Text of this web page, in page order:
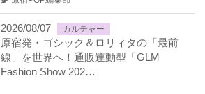
2026/08/07 カルチャー
原宿発・ゴシック＆ロリィタの「最前
線」を世界へ！通販連動型「GLM
Fashion Show 202…